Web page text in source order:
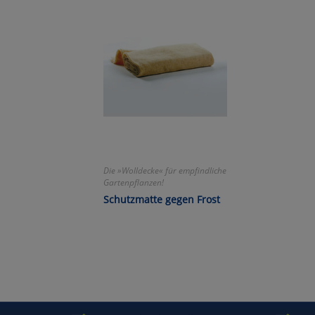
Die »Wolldecke« für empfindliche
Gartenpflanzen!
Schutzmatte gegen Frost